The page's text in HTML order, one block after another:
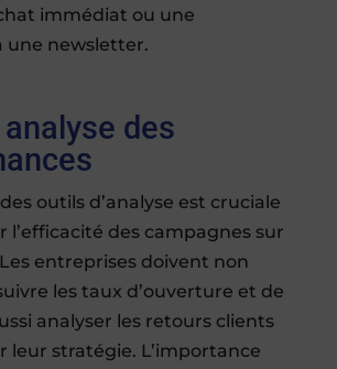
immédiat ou une
une newsletter.
des
outils d’analyse est cruciale
l’efficacité des campagnes sur
entreprises doivent non
les taux d’ouverture et de
analyser les retours clients
leur stratégie. L’importance